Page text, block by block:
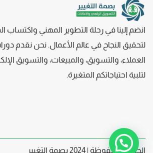
انضم إلينا في رحلة التطوير المهني واكتساب
لتحقيق النجاح في عالم الأعمال. نحن نقدم
العملاء، والتسويق، والمبيعات، والتسويق
لتلبية احتياجاتكم المتغيرة.
الحقوق محفوظة | 2024 بصمة التغيير